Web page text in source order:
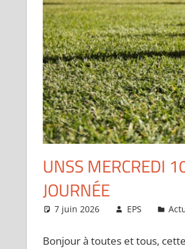
UNSS MERCREDI
JOURNÉE
7 juin 2026 EPS
Bonjour à toutes et tous,